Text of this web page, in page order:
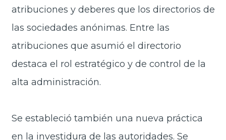
atribuciones y deberes que los directorios de
las sociedades anónimas. Entre las
atribuciones que asumió el directorio
destaca el rol estratégico y de control de la
alta administración.
Se estableció también una nueva práctica
en la investidura de las autoridades. Se